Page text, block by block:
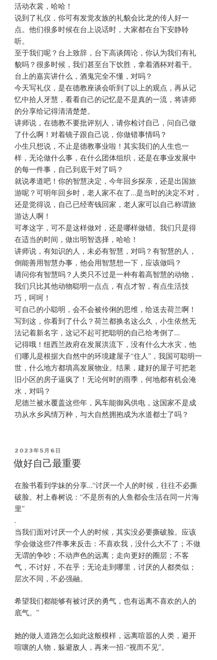
活动衣裳，哈哈！
说到了礼仪，你可有发觉友族的礼貌会比龙的传人好一
点。他们很多时候在台上说话时，大家都在台下安静聆
听。
至于我们呢？台上致辞，台下高谈阔论，你认为我们有礼
貌吗？很多时候，我们甚至台下饮胜，拿着酒杯对着干。
台上的嘉宾讲什么，酒鬼完全不懂，对吗？
今天写礼仪，是在德教座谈会听到了以上的观点，再从记
忆中拾人牙慧，看看自己的记忆是不是真的一流，将讲师
的分享给记得清清楚楚。
讲师说，在德教不要批评别人，请你检讨自己，问自己做
了什么啊！对着镜子跟自己说，你做错事情吗？
小生只想说，不止是德教事业啦！其实我们的人生也一
样，无论做什么事，在什么团体组织，还是在事业发展中
的每一件事，自己到底干对了吗？
就说孝道吧！你的智慧决定，今年回乡探亲，还是出国旅
游呢？可明年回乡时，老人家不在了…是当时的决定不对，
还是觉得说，自己已经寄钱回家，老人家可以自己称谓旅
游达人啊！
可孝这字，可不是这样做对，还是哪样做错。我们只是得
在适当的时间，做出明智选择，哈哈！
讲师说，有知识的人，未必有智慧，对吗？有智慧的人，
倒能善用智慧办事，他会用智慧想一下，应该做吗？
请问你有智慧吗？人类只不过是一种有着高智慧的动物，
我们只比其他动物聪明一点点，有点才智，有点生活技
巧，呵呵！
可自己的小聪明，会不会被伶俐的思维，给送去荷兰啊！
写到这，你看到了什么？荷兰都换名这么久，小生依然无
法记着新名字，这记不起可把聪明的自己给考倒了…
记得哦！纽西兰政府在发展洪流下，没有什么大水灾，他
们哪儿是根据大自然中的环境建屋子“住人”，我国可聪明一
世，什么地方都填高发展物业。结果，建好的屋子可把老
旧小区的房子逼疯了！无论何时的雨季，何地都有机会淹
水，对吗？
尼德兰被水覆盖这些年，风车能御风供电，这国家不是成
功从水乡风情万种，与大自然拥抱成为水道都士了吗？
POSTED
ON
2023年5月6日
做好自己最重要
在脸书看到学妹的分享…“讨厌一个人的时候，往往不必撕
破脸。村上春树说：“不是所有的人鱼都会生活在同一片海
里”
.
当我们面对讨厌一个人的时候，其实没必要撕破脸。应该
学会做这些7件事来反击：不喜欢我，没什么大不了；不做
无谓的争吵；不动声色的远离；走向更好的圈层；不客
气，不讨好，不在乎；无论走到哪里，讨厌的人都类似；
层次不同，不必强融。
希望我们都能够有被讨厌的勇气，也有远离不喜欢的人的
底气。”
她的做人道路怎么如此这般模样，远离喧嚣的人类，避开
喧嚷的人物，躲避敌人，再来一招-“视而不见”。